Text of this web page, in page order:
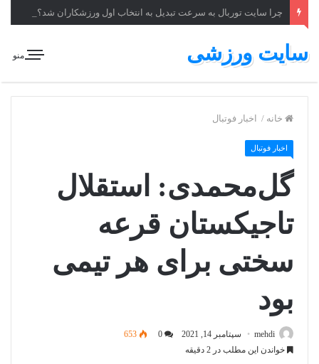
چرا سایت توربال به ‌سرعت تبدیل به انتخاب اول ورزشکاران شد؟
منو سایت ورزشی
خانه / اخبار فوتبال
اخبار فوتبال
گل‌محمدی: استقلال
تاجیکستان قرعه
سختی برای هر تیمی
بود
mehdi سپتامبر 14, 2021
653
خواندن این مطلب در 2 دقیقه